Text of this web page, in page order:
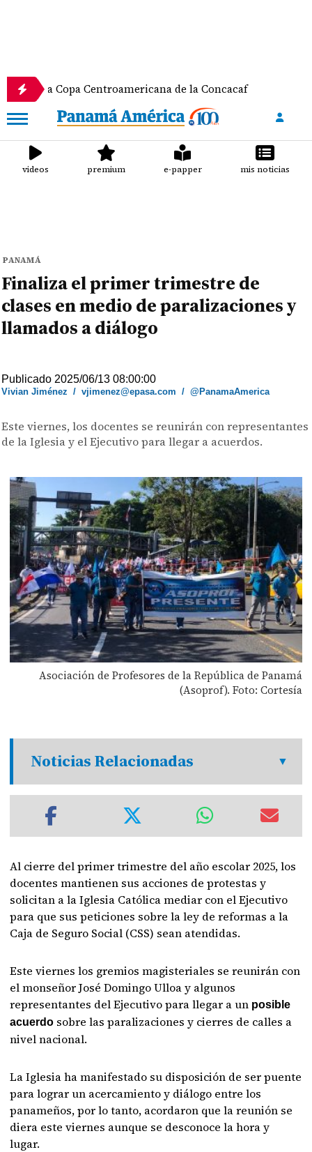
Centroamericana de la Concacaf
videos premium e-papper mis noticias
PANAMÁ
Finaliza el primer trimestre de
clases en medio de paralizaciones y
llamados a diálogo
Publicado 2025/06/13 08:00:00
Vivian Jiménez /vjimenez@epasa.com /@PanamaAmerica
Este viernes, los docentes se reunirán con representantes
de la Iglesia y el Ejecutivo para llegar a acuerdos.
Asociación de Profesores de la República de Panamá
(Asoprof). Foto: Cortesía
Noticias Relacionadas
Al cierre del primer trimestre del año escolar 2025, los
docentes mantienen sus acciones de protestas y
solicitan a la Iglesia Católica mediar con el Ejecutivo
para que sus peticiones sobre la ley de reformas a la
Caja de Seguro Social (CSS) sean atendidas.
Este viernes los gremios magisteriales se reunirán con
el monseñor José Domingo Ulloa y algunos
representantes del Ejecutivo para llegar a un posible
acuerdo sobre las paralizaciones y cierres de calles a
nivel nacional.
La Iglesia ha manifestado su disposición de ser puente
para lograr un acercamiento y diálogo entre los
panameños, por lo tanto, acordaron que la reunión se
diera este viernes aunque se desconoce la hora y
lugar.